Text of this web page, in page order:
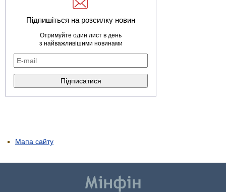
Підпишіться на розсилку новин
Отримуйте один лист в день
з найважливішими новинами
Мапа сайту